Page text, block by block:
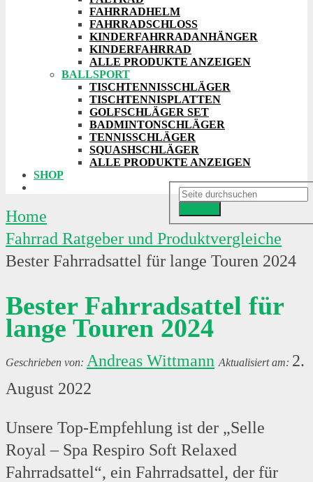
FAHRRADHELM
FAHRRADSCHLOSS
KINDERFAHRRADANHÄNGER
KINDERFAHRRAD
ALLE PRODUKTE ANZEIGEN
BALLSPORT
TISCHTENNISSCHLÄGER
TISCHTENNISPLATTEN
GOLFSCHLÄGER SET
BADMINTONSCHLÄGER
TENNISSCHLÄGER
SQUASHSCHLÄGER
ALLE PRODUKTE ANZEIGEN
SHOP
Home
Fahrrad Ratgeber und Produktvergleiche
Bester Fahrradsattel für lange Touren 2024
Bester Fahrradsattel für
lange Touren 2024
Andreas Wittmann
2.
August 2022
Unsere Top-Empfehlung ist der „Selle
Royal – Spa Respiro Soft Relaxed
Fahrradsattel“, ein Fahrradsattel, der für